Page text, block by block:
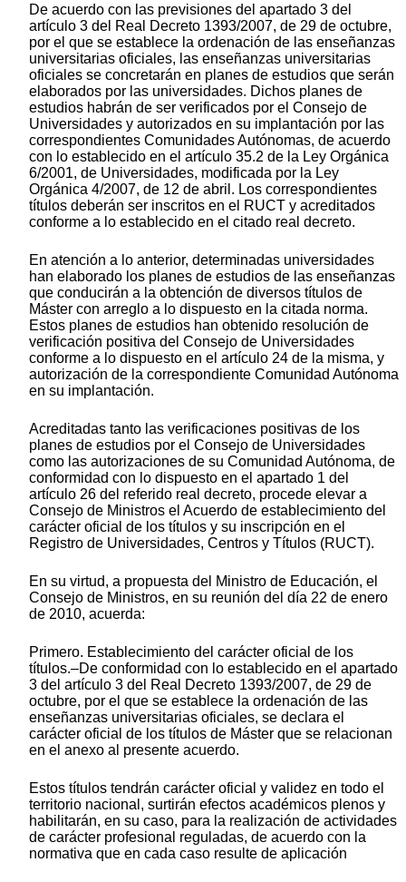
De acuerdo con las previsiones del apartado 3 del
artículo 3 del Real Decreto 1393/2007, de 29 de octubre,
por el que se establece la ordenación de las enseñanzas
universitarias oficiales, las enseñanzas universitarias
oficiales se concretarán en planes de estudios que serán
elaborados por las universidades. Dichos planes de
estudios habrán de ser verificados por el Consejo de
Universidades y autorizados en su implantación por las
correspondientes Comunidades Autónomas, de acuerdo
con lo establecido en el artículo 35.2 de la Ley Orgánica
6/2001, de Universidades, modificada por la Ley
Orgánica 4/2007, de 12 de abril. Los correspondientes
títulos deberán ser inscritos en el RUCT y acreditados
conforme a lo establecido en el citado real decreto.
En atención a lo anterior, determinadas universidades
han elaborado los planes de estudios de las enseñanzas
que conducirán a la obtención de diversos títulos de
Máster con arreglo a lo dispuesto en la citada norma.
Estos planes de estudios han obtenido resolución de
verificación positiva del Consejo de Universidades
conforme a lo dispuesto en el artículo 24 de la misma, y
autorización de la correspondiente Comunidad Autónoma
en su implantación.
Acreditadas tanto las verificaciones positivas de los
planes de estudios por el Consejo de Universidades
como las autorizaciones de su Comunidad Autónoma, de
conformidad con lo dispuesto en el apartado 1 del
artículo 26 del referido real decreto, procede elevar a
Consejo de Ministros el Acuerdo de establecimiento del
carácter oficial de los títulos y su inscripción en el
Registro de Universidades, Centros y Títulos (RUCT).
En su virtud, a propuesta del Ministro de Educación, el
Consejo de Ministros, en su reunión del día 22 de enero
de 2010, acuerda:
Primero. Establecimiento del carácter oficial de los
títulos.–De conformidad con lo establecido en el apartado
3 del artículo 3 del Real Decreto 1393/2007, de 29 de
octubre, por el que se establece la ordenación de las
enseñanzas universitarias oficiales, se declara el
carácter oficial de los títulos de Máster que se relacionan
en el anexo al presente acuerdo.
Estos títulos tendrán carácter oficial y validez en todo el
territorio nacional, surtirán efectos académicos plenos y
habilitarán, en su caso, para la realización de actividades
de carácter profesional reguladas, de acuerdo con la
normativa que en cada caso resulte de aplicación